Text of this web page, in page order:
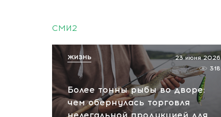
СМИ2
Более тонны рыбы во дворе:
чем обернулась торговля
нелегальной продукцией для
23 июня 2026
318
ЖИЗНЬ